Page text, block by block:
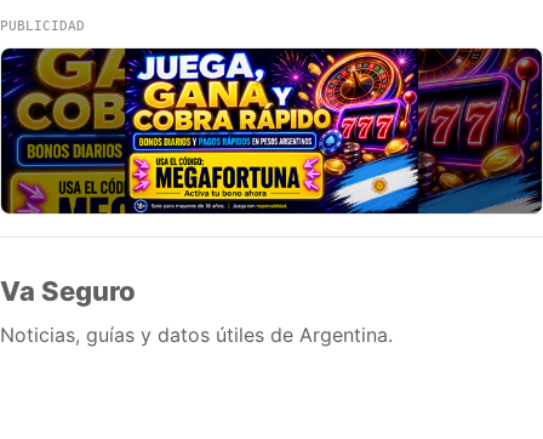
PUBLICIDAD
Va Seguro
Noticias, guías y datos útiles de Argentina.